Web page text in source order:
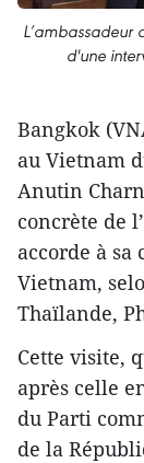
L’ambassadeur
d'une
Bangkok
au Vietnam
Anutin
concrète de
accorde à
Vietnam,
Thaïlande,
Cette visite,
après celle
du Parti
de la